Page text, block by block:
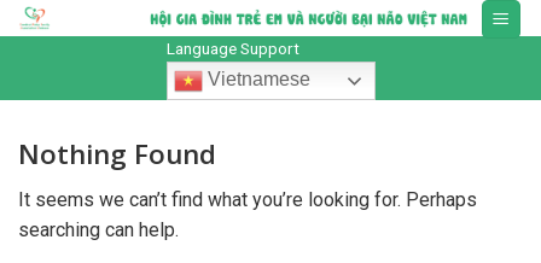
Skip
to
Language Support
Vietnamese
Nothing Found
It seems we can’t find what you’re looking for. Perhaps
searching can help.